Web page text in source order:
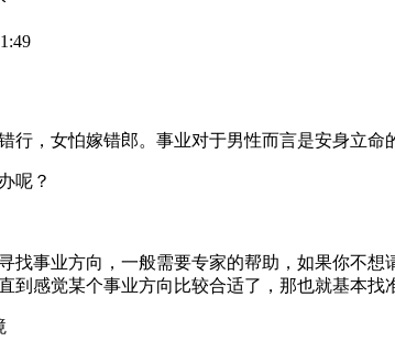
行，女怕嫁错郎。事业对于男性而言是安身立命
呢？
找事业方向，一般需要专家的帮助，如果你不
到感觉某个事业方向比较合适了，那也就基本